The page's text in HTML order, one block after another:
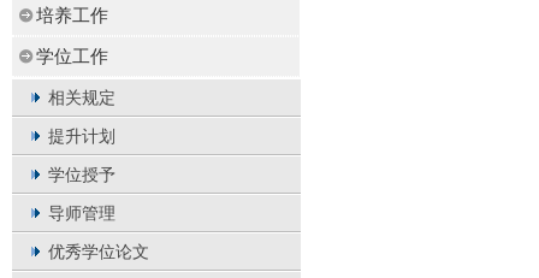
培养工作
学位工作
相关规定
提升计划
学位授予
导师管理
优秀学位论文